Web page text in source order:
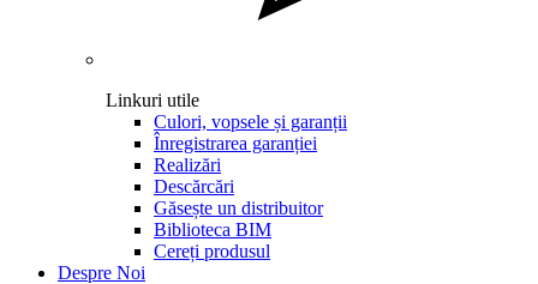
Linkuri utile
Culori, vopsele și garanții
Înregistrarea garanției
Realizări
Descărcări
Găsește un distribuitor
Biblioteca BIM
Cereți produsul
Despre Noi